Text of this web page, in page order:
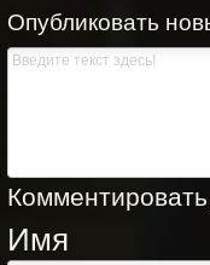
Опубликовать
Имя